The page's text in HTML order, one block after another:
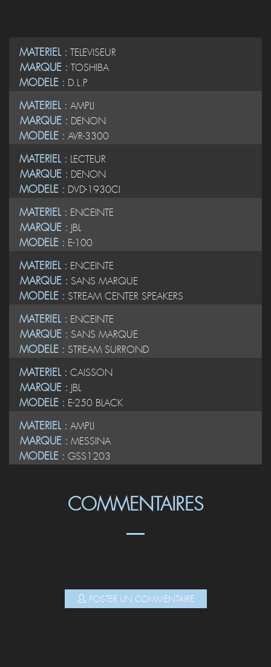
MATERIEL : TELEVISEUR
MARQUE : TOSHIBA
MODELE : D.L.P
MATERIEL : AMPLI
MARQUE : DENON
MODELE : AVR-3300
MATERIEL : LECTEUR
MARQUE : DENON
MODELE : DVD-1930CI
MATERIEL : ENCEINTE
MARQUE : JBL
MODELE : E-100
MATERIEL : ENCEINTE
MARQUE : SANS MARQUE
MODELE : STREAM CENTER SPEAKERS
MATERIEL : ENCEINTE
MARQUE : SANS MARQUE
MODELE : STREAM SURROND
MATERIEL : CAISSON
MARQUE : JBL
MODELE : E-250 BLACK
MATERIEL : AMPLI
MARQUE : MESSINA
MODELE : GSS1203
COMMENTAIRES
POSTER UN COMMENTAIRE